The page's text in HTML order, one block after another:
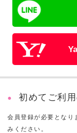
初めてご利
会員登録が必要となり
みください。